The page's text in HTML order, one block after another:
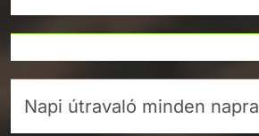
Napi útravaló minden napra